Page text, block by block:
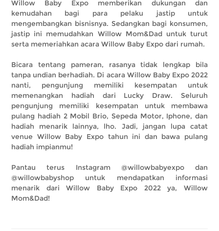
Willow Baby Expo memberikan dukungan dan
kemudahan bagi para pelaku jastip untuk
mengembangkan bisnisnya. Sedangkan bagi konsumen,
jastip ini memudahkan Willow Mom&Dad untuk turut
serta memeriahkan acara Willow Baby Expo dari rumah.
Bicara tentang pameran, rasanya tidak lengkap bila
tanpa undian berhadiah. Di acara Willow Baby Expo 2022
nanti, pengunjung memiliki kesempatan untuk
memenangkan hadiah dari Lucky Draw. Seluruh
pengunjung memiliki kesempatan untuk membawa
pulang hadiah 2 Mobil Brio, Sepeda Motor, Iphone, dan
hadiah menarik lainnya, lho. Jadi, jangan lupa catat
venue Willow Baby Expo tahun ini dan bawa pulang
hadiah impianmu!
Pantau terus Instagram @willowbabyexpo dan
@willowbabyshop untuk mendapatkan informasi
menarik dari Willow Baby Expo 2022 ya, Willow
Mom&Dad!